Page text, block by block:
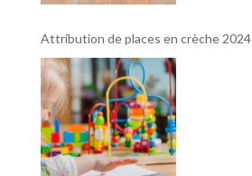
Attribution de places en crèche 2024